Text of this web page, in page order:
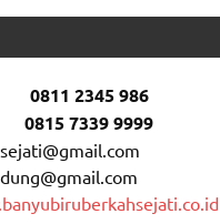
0811 2345 986
0815 7339 9999